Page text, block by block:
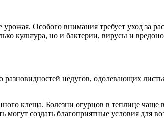
Особого внимания требует уход за
культура, но и бактерии, вирусы и
недугов, одолевающих
клеща. Болезни огурцов в теплице
создать благоприятные условия для